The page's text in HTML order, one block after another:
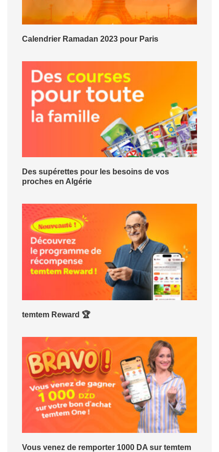
Calendrier Ramadan 2023 pour Paris
Des supérettes pour les besoins de vos
proches en Algérie
temtem Reward 🏆
Vous venez de remporter 1000 DA sur temtem